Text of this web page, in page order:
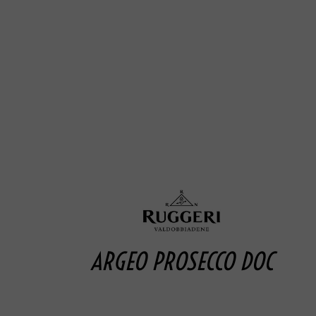
ARGEO PROSECCO DOC